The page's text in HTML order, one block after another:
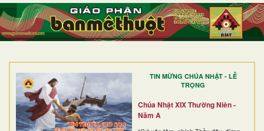
TIN MỪNG CHÚA NHẬT - LỄ
TRỌNG
Chúa Nhật XIX Thường Niên -
Năm A
TRANG NHẤT
GIỚI THIỆU
DÒNG TU
BAN MỤC VỤ
ĐOÀN THỂ CG